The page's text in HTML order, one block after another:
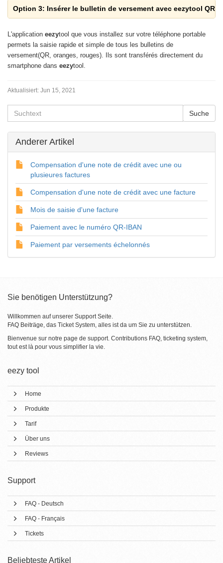
Option 3: Insérer le bulletin de versement avec eezytool QR-
L'application eezytool que vous installez sur votre téléphone portable
permets la saisie rapide et simple de tous les bulletins de
versement(QR, oranges, rouges). Ils sont transférés directement du
smartphone dans eezytool.
Aktualisiert: Jun 15, 2021
Anderer Artikel
Compensation d'une note de crédit avec une ou
plusieures factures
Compensation d'une note de crédit avec une facture
Mois de saisie d'une facture
Paiement avec le numéro QR-IBAN
Paiement par versements échelonnés
Sie benötigen Unterstützung?
Willkommen auf unserer Support Seite.
FAQ Beiträge, das Ticket System, alles ist da um Sie zu unterstützen.
Bienvenue sur notre page de support. Contributions FAQ, ticketing system,
tout est là pour vous simplifier la vie.
eezy tool
Home
Produkte
Tarif
Über uns
Reviews
Support
FAQ - Deutsch
FAQ - Français
Tickets
Beliebteste Artikel